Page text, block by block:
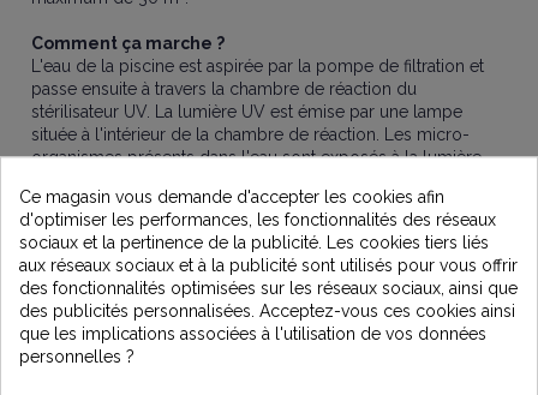
Comment ça marche ?
L'eau de la piscine est aspirée par la pompe de filtration et
passe ensuite à travers la chambre de réaction du
stérilisateur UV. La lumière UV est émise par une lampe
située à l'intérieur de la chambre de réaction. Les micro-
organismes présents dans l'eau sont exposés à la lumière
Garanti sans aucun gaz ou sous-produit nocif.
Installation
Le stérilisateur UV piscine Propool + VULCAN d'ELECRO est
facile à installer. Il suffit de le raccorder à la pompe de
filtration de votre piscine.
Ce magasin vous demande d'accepter les cookies afin
d'optimiser les performances, les fonctionnalités des réseaux
sociaux et la pertinence de la publicité. Les cookies tiers liés
aux réseaux sociaux et à la publicité sont utilisés pour vous offrir
des fonctionnalités optimisées sur les réseaux sociaux, ainsi que
des publicités personnalisées. Acceptez-vous ces cookies ainsi
que les implications associées à l'utilisation de vos données
personnelles ?